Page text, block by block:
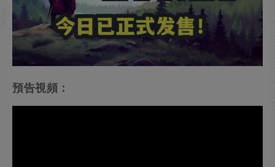
預告視頻：